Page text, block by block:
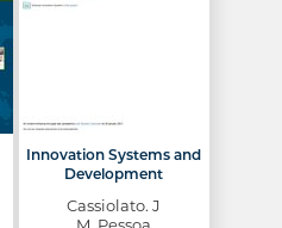
Innovation Systems and
Development
Cassiolato. J